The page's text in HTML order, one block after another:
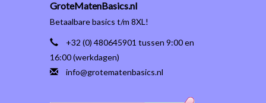
GroteMatenBasics.nl
Betaalbare basics t/m 8XL!
+32 (0) 480645901 tussen 9:00 en
16:00 (werkdagen)
info@grotematenbasics.nl